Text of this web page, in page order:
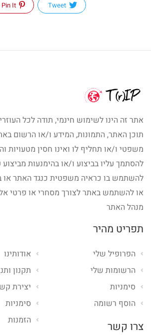
Tweet
Pin It
אתר זה הינו לשימוש חינמי, תודה לכל
תוכן האתר, התמונות, המידע ו/או הרשום
משפטי ו/או תחליף לו ואינו חסין מטעויות
להסתמך עליו בביצוע ו/או בהימנעות
להשתמש בו כראיה משפטית כנגד האתר או
או להשתמש באתר לצורך מסחרי או פרטי
מנהל האתר
תפריט מהיר
אודותינו
תקנון
יצירת
סימניות
הזמנות
הפרופיל שלי
הרשומות שלי
סימניות
הוסף רשומה
צרו קשר